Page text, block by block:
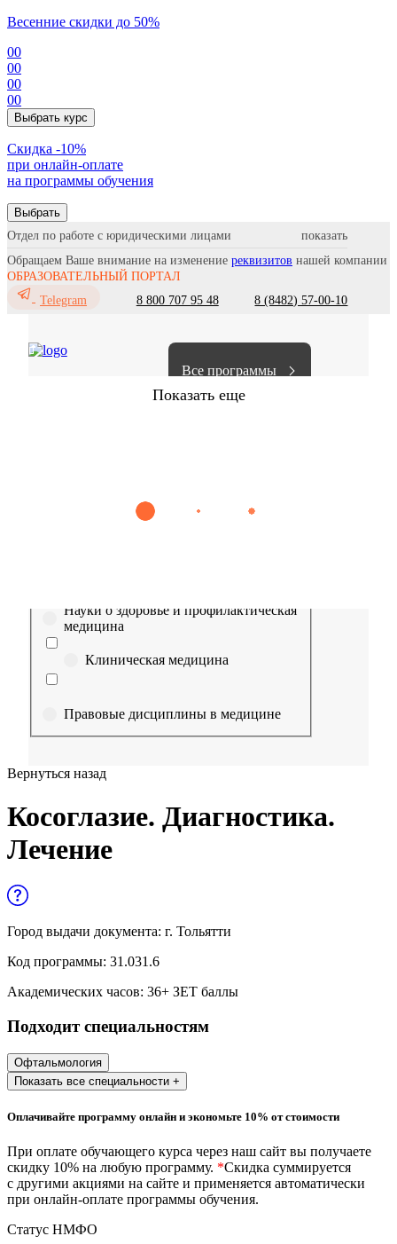
Весенние скидки до 50%
00
00
00
00
Выбрать курс
Cкидка -10%
при онлайн-оплате
на программы обучения
Выбрать
Отдел по работе с юридическими лицами
Обращаем Ваше внимание на изменение реквизитов нашей компании
ОБРАЗОВАТЕЛЬНЫЙ ПОРТАЛ
Telegram
8 800 707 95 48 8 (8482) 57-00-10
Все программы
Показать еще
Сестринское дело Эпидемиология Медицинская помощь
Выберите направление
Науки о здоровье и профилактическая
медицина
Клиническая медицина
Правовые дисциплины в медицине
Управленческие дисциплины в
медицине
Образование и педагогические науки
Социология и социальная работа
и служащих
История и археология
Техносферная безопасность и
природообустройство
Вернуться назад
Косоглазие. Диагностика.
Лечение
Город выдачи документа: г. Тольятти
Код программы: 31.031.6
Академических часов: 36+ ЗЕТ баллы
Подходит специальностям
Офтальмология
Показать все специальности +
Оплачивайте программу онлайн и экономьте 10% от стоимости
При оплате обучающего курса через наш сайт вы получаете
скидку 10% на любую программу. *Скидка суммируется
с другими акциями на сайте и применяется автоматически
при онлайн-оплате программы обучения.
Статус НМФО